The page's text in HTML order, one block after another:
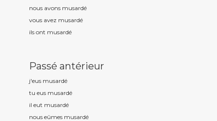
nous avons musardé
vous avez musardé
ils ont musardé
Passé antérieur
j'eus musardé
tu eus musardé
il eut musardé
nous eûmes musardé